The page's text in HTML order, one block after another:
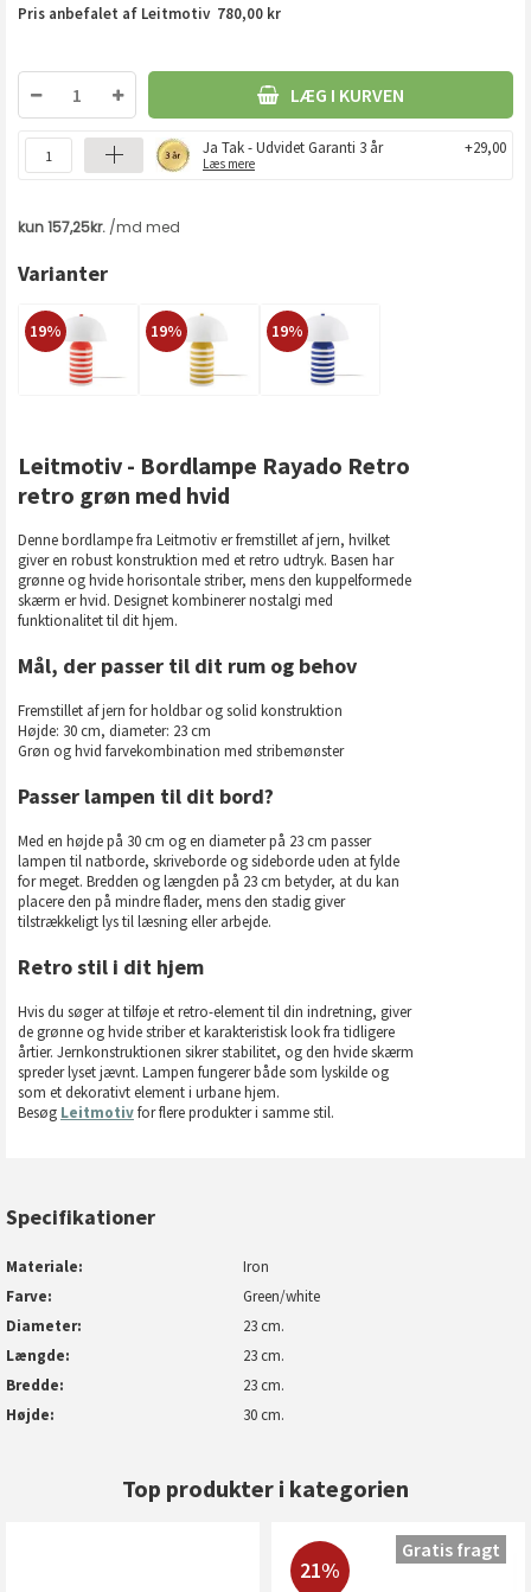
Pris anbefalet af Leitmotiv 780,00 kr
LÆG I KURVEN
Ja Tak - Udvidet Garanti 3 år
Læs mere
+29,00
Varianter
19% 19% 19%
Leitmotiv - Bordlampe Rayado Retro
retro grøn med hvid
Denne bordlampe fra Leitmotiv er fremstillet af jern, hvilket
giver en robust konstruktion med et retro udtryk. Basen har
grønne og hvide horisontale striber, mens den kuppelformede
skærm er hvid. Designet kombinerer nostalgi med
funktionalitet til dit hjem.
Mål, der passer til dit rum og behov
Fremstillet af jern for holdbar og solid konstruktion
Højde: 30 cm, diameter: 23 cm
Grøn og hvid farvekombination med stribemønster
Passer lampen til dit bord?
Med en højde på 30 cm og en diameter på 23 cm passer
lampen til natborde, skriveborde og sideborde uden at fylde
for meget. Bredden og længden på 23 cm betyder, at du kan
placere den på mindre flader, mens den stadig giver
tilstrækkeligt lys til læsning eller arbejde.
Retro stil i dit hjem
Hvis du søger at tilføje et retro-element til din indretning, giver
de grønne og hvide striber et karakteristisk look fra tidligere
årtier. Jernkonstruktionen sikrer stabilitet, og den hvide skærm
spreder lyset jævnt. Lampen fungerer både som lyskilde og
som et dekorativt element i urbane hjem.
Besøg Leitmotivfor flere produkter i samme stil.
Specifikationer
Materiale
Iron
Farve
Green/white
Diameter
23 cm.
Længde
23 cm.
Bredde
23 cm.
Højde
30 cm.
Top produkter i kategorien
21%
Gratis fragt